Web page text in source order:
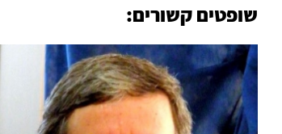
שופטים קשורים: